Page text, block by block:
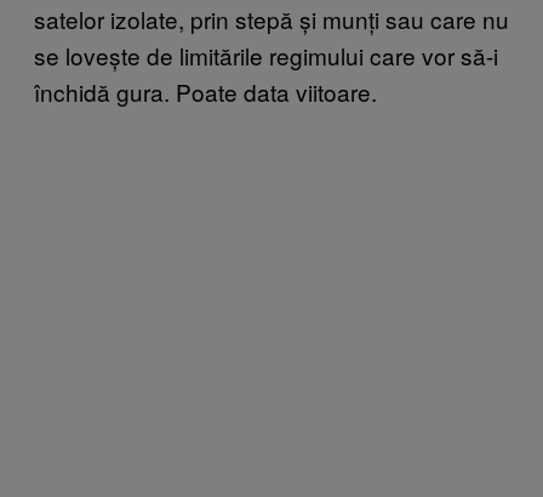
satelor izolate, prin stepă și munți sau care nu
se lovește de limitările regimului care vor să-i
închidă gura. Poate data viitoare.